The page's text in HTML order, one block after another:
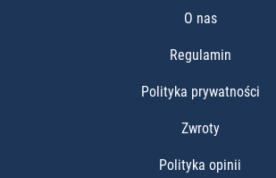
O nas
Regulamin
Polityka prywatności
Zwroty
Polityka opinii